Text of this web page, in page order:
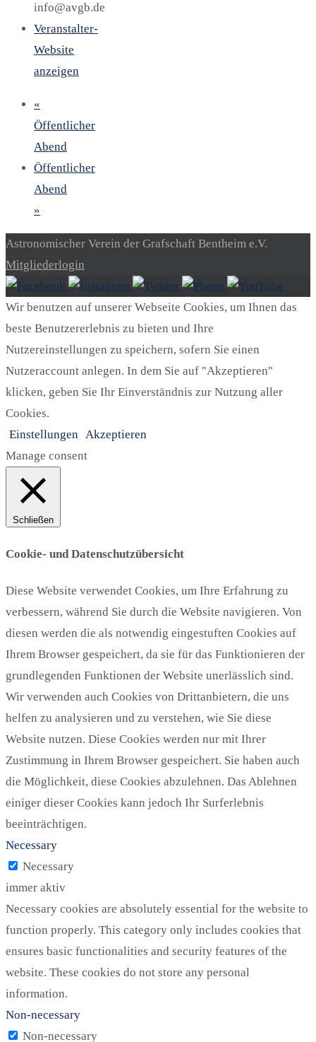
info@avgb.de
Veranstalter-
Website
anzeigen
«
Öffentlicher
Abend
Öffentlicher
Abend
»
Astronomischer Verein der Grafschaft Bentheim e.V.
Mitgliederlogin
Wir benutzen auf unserer Webseite Cookies, um Ihnen das
beste Benutzererlebnis zu bieten und Ihre
Nutzereinstellungen zu speichern, sofern Sie einen
Nutzeraccount anlegen. In dem Sie auf "Akzeptieren"
klicken, geben Sie Ihr Einverständnis zur Nutzung aller
Cookies.
Einstellungen Akzeptieren
Manage consent
Schließen
Cookie- und Datenschutzübersicht
Diese Website verwendet Cookies, um Ihre Erfahrung zu
verbessern, während Sie durch die Website navigieren. Von
diesen werden die als notwendig eingestuften Cookies auf
Ihrem Browser gespeichert, da sie für das Funktionieren der
grundlegenden Funktionen der Website unerlässlich sind.
Wir verwenden auch Cookies von Drittanbietern, die uns
helfen zu analysieren und zu verstehen, wie Sie diese
Website nutzen. Diese Cookies werden nur mit Ihrer
Zustimmung in Ihrem Browser gespeichert. Sie haben auch
die Möglichkeit, diese Cookies abzulehnen. Das Ablehnen
einiger dieser Cookies kann jedoch Ihr Surferlebnis
beeinträchtigen.
Necessary
Necessary
immer aktiv
Necessary cookies are absolutely essential for the website to
function properly. This category only includes cookies that
ensures basic functionalities and security features of the
website. These cookies do not store any personal
information.
Non-necessary
Non-necessary